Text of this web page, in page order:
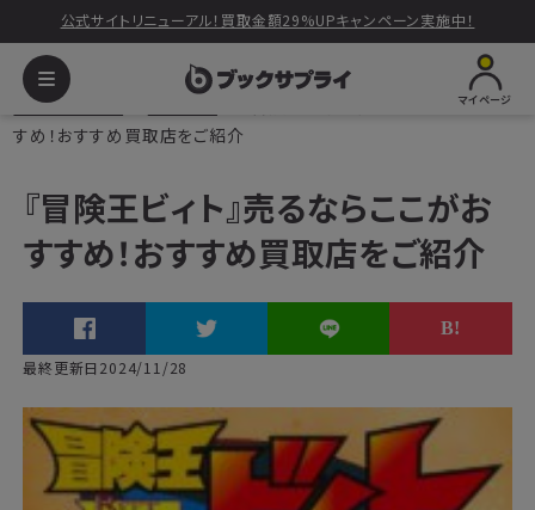
公式サイトリニューアル！買取金額29%UPキャンペーン実施中！
マイページ
ブックサプライ
『冒険王ビィト』売るならここがおす
すめ！おすすめ買取店をご紹介
『冒険王ビィト』売るならここがお
すすめ！おすすめ買取店をご紹介
最終更新日2024/11/28